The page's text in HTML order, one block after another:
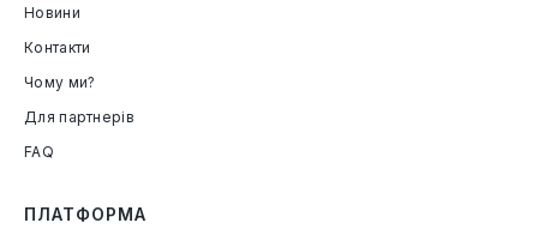
Новини
Контакти
Чому ми?
Для партнерів
FAQ
ПЛАТФОРМА